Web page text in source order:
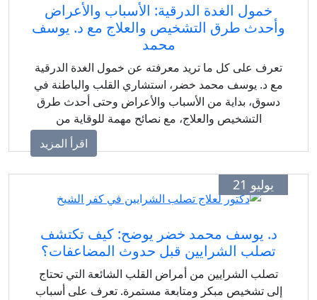
خمول الغدة الدرقية: الأسباب والأعراض
وأحدث طرق التشخيص والعلاج مع د. يوسف
محمد
تعرف على كل ما تريد معرفته عن خمول الغدة الدرقية
مع د. يوسف محمد خضر، استشاري القلب والباطنة في
دسوق، بداية من الأسباب والأعراض وحتى أحدث طرق
التشخيص والعلاج، مع نصائح مهمة للوقاية من
المضاعفات وحماية صحة القلب.اقرأ المزيد
يوليو 21
د. يوسف محمد خضر يوضح: كيف تكتشف
تصلب الشرايين قبل حدوث المضاعفات؟
تصلب الشرايين من أمراض القلب الشائعة التي تحتاج
إلى تشخيص مبكر ومتابعة مستمرة. تعرف على أسباب